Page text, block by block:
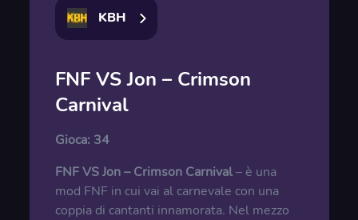
KBH
FNF VS Jon – Crimson
Carnival
Gioca: 34
FNF VS Jon – Crimson Carnival– è una
mod FNF in cui vai al carnevale con una
coppia di cantanti innamorata. Nel mezzo